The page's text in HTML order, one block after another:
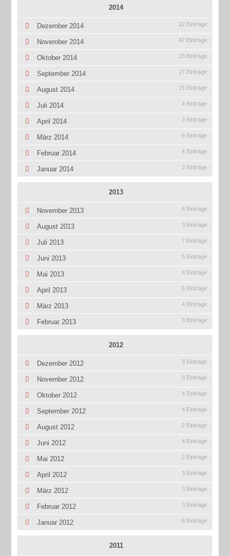
2014
Dezember 2014 22 Einträge
November 2014 47 Einträge
Oktober 2014 23 Einträge
September 2014 27 Einträge
August 2014 21 Einträge
Juli 2014 4 Einträge
April 2014 3 Einträge
März 2014 6 Einträge
Februar 2014 4 Einträge
Januar 2014 2 Einträge
2013
November 2013 4 Einträge
August 2013 3 Einträge
Juli 2013 7 Einträge
Juni 2013 5 Einträge
Mai 2013 4 Einträge
April 2013 5 Einträge
März 2013 4 Einträge
Februar 2013 3 Einträge
2012
Dezember 2012 3 Einträge
November 2012 3 Einträge
Oktober 2012 4 Einträge
September 2012 4 Einträge
August 2012 2 Einträge
Juni 2012 4 Einträge
Mai 2012 2 Einträge
April 2012 3 Einträge
März 2012 3 Einträge
Februar 2012 3 Einträge
Januar 2012 6 Einträge
2011